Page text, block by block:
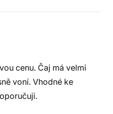
cenu. Čaj má velmi
voní. Vhodné ke